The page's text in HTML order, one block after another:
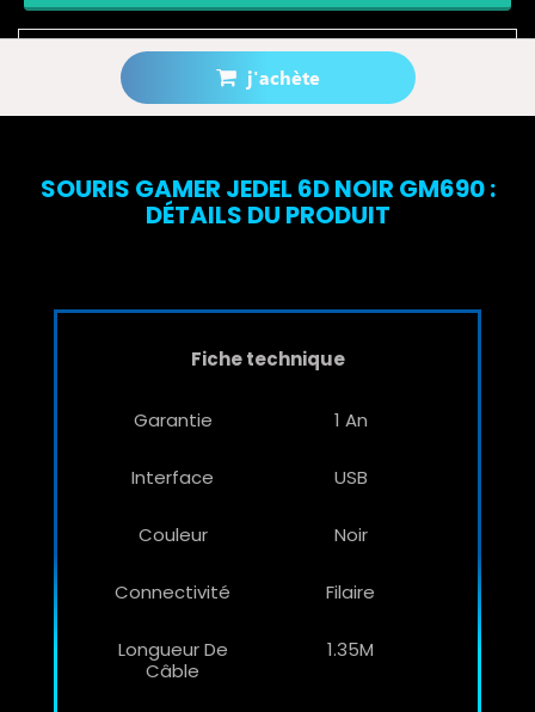
j'achète
Prévenez-moi lorsque le produit est disponible
SOURIS GAMER JEDEL 6D NOIR GM690 :
DÉTAILS DU PRODUIT
Fiche technique
Garantie 1 An
Interface USB
Couleur Noir
Connectivité Filaire
Longueur De
Câble
1.35M